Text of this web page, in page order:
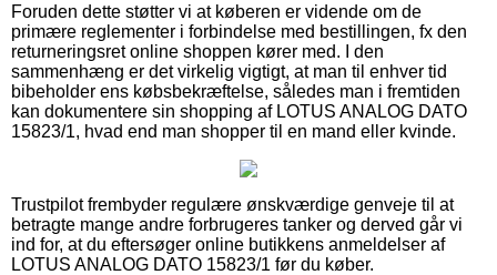
Foruden dette støtter vi at køberen er vidende om de
primære reglementer i forbindelse med bestillingen, fx den
returneringsret online shoppen kører med. I den
sammenhæng er det virkelig vigtigt, at man til enhver tid
bibeholder ens købsbekræftelse, således man i fremtiden
kan dokumentere sin shopping af LOTUS ANALOG DATO
15823/1, hvad end man shopper til en mand eller kvinde.
Trustpilot frembyder regulære ønskværdige genveje til at
betragte mange andre forbrugeres tanker og derved går vi
ind for, at du eftersøger online butikkens anmeldelser af
LOTUS ANALOG DATO 15823/1 før du køber.